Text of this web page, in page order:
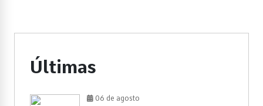
Últimas
06 de agosto